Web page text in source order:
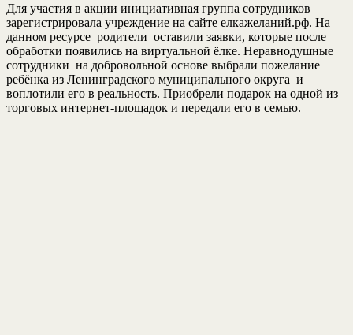
Для участия в акции инициативная группа сотрудников
зарегистрировала учреждение на сайте елкажеланий.рф. На
данном ресурсе родители оставили заявки, которые после
обработки появились на виртуальной ёлке. Неравнодушные
сотрудники на добровольной основе выбрали пожелание
ребёнка из Ленинградского муниципального округа и
воплотили его в реальность. Приобрели подарок на одной из
торговых интернет-площадок и передали его в семью.